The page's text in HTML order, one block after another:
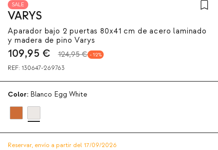
SALE
VARYS
Aparador bajo 2 puertas 80x41 cm de acero laminado
y madera de pino Varys
109,95 € 124,95 € 12
REF: 130647-269763
Color: Blanco Egg White
Reservar, envío a partir del 17/09/2026